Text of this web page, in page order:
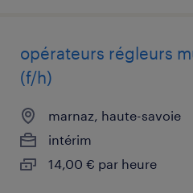
opérateurs régleurs
(f/h)
marnaz, haute-savoie
intérim
14,00 € par heure